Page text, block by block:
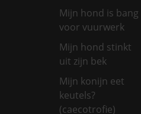
Mijn hond is bang
voor vuurwerk
Mijn hond stinkt
uit zijn bek
Mijn konijn eet
keutels?
(caecotrofie)